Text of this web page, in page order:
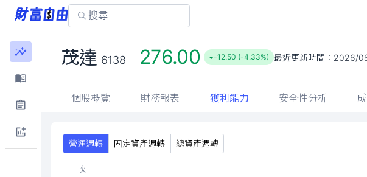
茂達 6138 276.00 -12.50 (-4.33%) 最近更新時間： 2026/
個股概覽 財務報表 獲利能力 安全性分析
營運週轉 固定資產週轉 總資產週轉